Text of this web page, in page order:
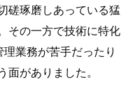
磋琢磨しあっている猛
その一方で技術に特化
業務が苦手だったり
がありました。